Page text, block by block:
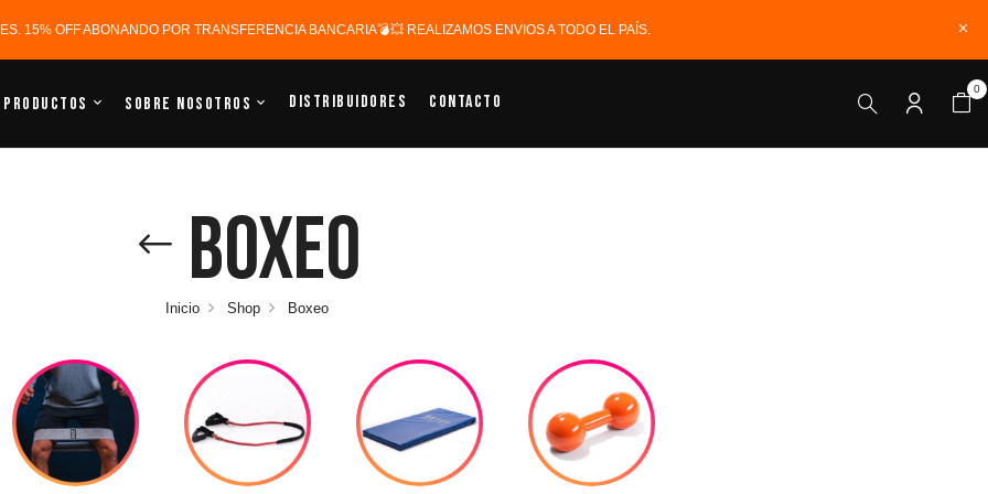
15% OFF ABONANDO POR TRANSFERENCIA BANCARIA💣💥 REALIZAMOS ENVIOS A TODO EL PAÍS.
Productos Sobre Nosotros Distribuidores Contacto
0
Boxeo
Inicio Shop Boxeo